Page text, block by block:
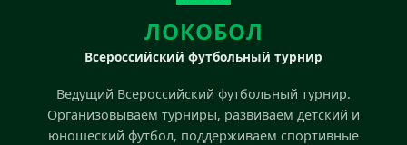
ЛОКОБОЛ
Всероссийский футбольный турнир
Ведущий Всероссийский футбольный турнир.
Организовываем турниры, развиваем детский и
юношеский футбол, поддерживаем спортивные